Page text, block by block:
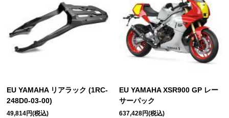
EU YAMAHA リアラック (1RC-
248D0-03-00)
49,814円(税込)
EU YAMAHA XSR900 GP レー
サーパック
637,428円(税込)